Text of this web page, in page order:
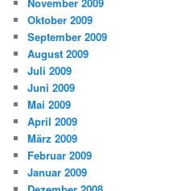
Oktober 2009
September 2009
August 2009
Juli 2009
Juni 2009
Mai 2009
April 2009
März 2009
Februar 2009
Januar 2009